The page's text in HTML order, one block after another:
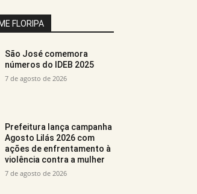
FLORIPA
São José comemora
números do IDEB 2025
7 de agosto de 2026
Prefeitura lança campanha
Agosto Lilás 2026 com
ações de enfrentamento à
violência contra a mulher
7 de agosto de 2026